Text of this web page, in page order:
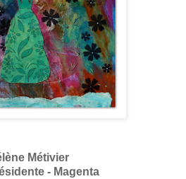
Métivier
- Magenta